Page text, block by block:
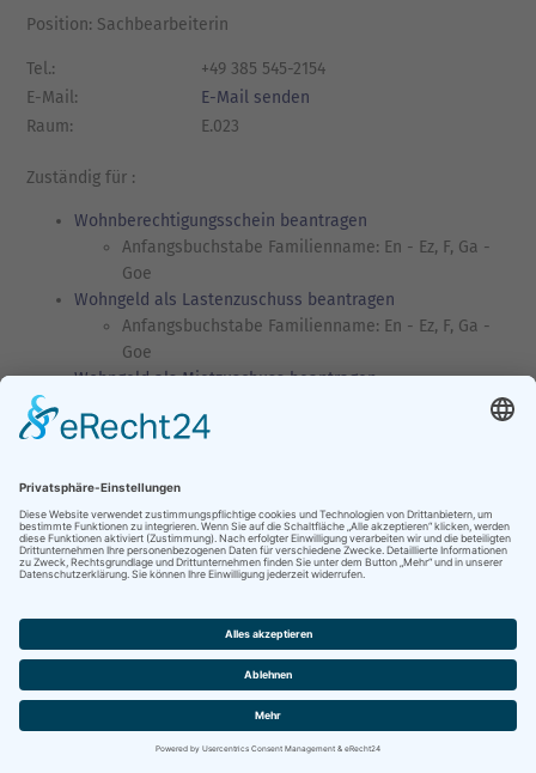
Position: Sachbearbeiterin
Tel.:
+49 385 545-2154
E-Mail:
E-Mail senden
Raum:
E.023
Zuständig für :
Wohnberechtigungsschein beantragen
Anfangsbuchstabe Familienname: En - Ez, F, Ga -
Goe
Wohngeld als Lastenzuschuss beantragen
Anfangsbuchstabe Familienname: En - Ez, F, Ga -
Goe
Wohngeld als Mietzuschuss beantragen
Goe
beantragen
Anfangsbuchstabe Familienname: En - Ez, F, Ga -
Goe
Wohngeld-Weiterleistung als Mietzuschuss beantragen
Goe
Wohngeldänderung als Mietzuschuss mitteilen
Anfangsbuchstabe Familienname: En - Ez, F, Ga -
Goe
Wohngelderhöhung als Lastenzuschuss beantragen
Anfangsbuchstabe Familienname: En - Ez, F, Ga -